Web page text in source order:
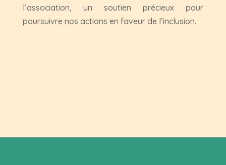
l’association, un soutien précieux pour
poursuivre nos actions en faveur de l’inclusion.